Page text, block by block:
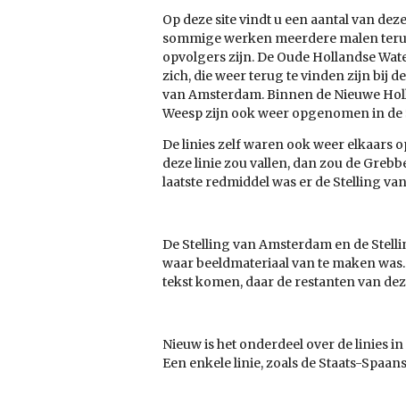
Op deze site vindt u een aantal van
sommige werken meerdere malen
opvolgers zijn. De Oude Hollandse
zich, die weer terug te vinden zijn bij
van Amsterdam. Binnen de Nieuwe
Weesp zijn ook weer opgenomen in
De linies zelf waren ook weer elkaars
deze linie zou vallen, dan zou de
laatste redmiddel was er de Stelling
De Stelling van Amsterdam en de
waar beeldmateriaal van te maken
tekst komen, daar de restanten van
Nieuw is het onderdeel over de linies
Een enkele linie, zoals de Staats-